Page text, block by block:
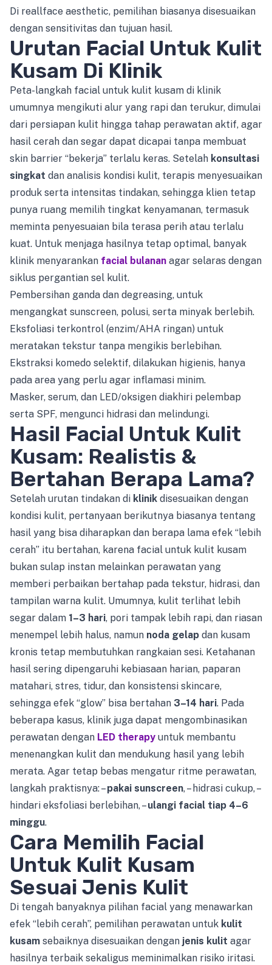
Di reallface aesthetic, pemilihan biasanya disesuaikan
dengan sensitivitas dan tujuan hasil.
Urutan Facial Untuk Kulit
Kusam Di Klinik
Peta-langkah facial untuk kulit kusam di klinik
umumnya mengikuti alur yang rapi dan terukur, dimulai
dari persiapan kulit hingga tahap perawatan aktif, agar
hasil cerah dan segar dapat dicapai tanpa membuat
skin barrier “bekerja” terlalu keras. Setelah konsultasi
singkat dan analisis kondisi kulit, terapis menyesuaikan
produk serta intensitas tindakan, sehingga klien tetap
punya ruang memilih tingkat kenyamanan, termasuk
meminta penyesuaian bila terasa perih atau terlalu
kuat. Untuk menjaga hasilnya tetap optimal, banyak
klinik menyarankan facial bulanan agar selaras dengan
siklus pergantian sel kulit.
Pembersihan ganda dan degreasing, untuk
mengangkat sunscreen, polusi, serta minyak berlebih.
Eksfoliasi terkontrol (enzim/AHA ringan) untuk
meratakan tekstur tanpa mengikis berlebihan.
Ekstraksi komedo selektif, dilakukan higienis, hanya
pada area yang perlu agar inflamasi minim.
Masker, serum, dan LED/oksigen diakhiri pelembap
serta SPF, mengunci hidrasi dan melindungi.
Hasil Facial Untuk Kulit
Kusam: Realistis &
Bertahan Berapa Lama?
Setelah urutan tindakan di klinik disesuaikan dengan
kondisi kulit, pertanyaan berikutnya biasanya tentang
hasil yang bisa diharapkan dan berapa lama efek “lebih
cerah” itu bertahan, karena facial untuk kulit kusam
bukan sulap instan melainkan perawatan yang
memberi perbaikan bertahap pada tekstur, hidrasi, dan
tampilan warna kulit. Umumnya, kulit terlihat lebih
segar dalam 1–3 hari, pori tampak lebih rapi, dan riasan
menempel lebih halus, namun noda gelap dan kusam
kronis tetap membutuhkan rangkaian sesi. Ketahanan
hasil sering dipengaruhi kebiasaan harian, paparan
matahari, stres, tidur, dan konsistensi skincare,
sehingga efek “glow” bisa bertahan 3–14 hari. Pada
beberapa kasus, klinik juga dapat mengombinasikan
perawatan dengan LED therapy untuk membantu
menenangkan kulit dan mendukung hasil yang lebih
merata. Agar tetap bebas mengatur ritme perawatan,
langkah praktisnya: –pakai sunscreen, – hidrasi cukup, –
hindari eksfoliasi berlebihan, –ulangi facial tiap 4–6
minggu.
Cara Memilih Facial
Untuk Kulit Kusam
Sesuai Jenis Kulit
Di tengah banyaknya pilihan facial yang menawarkan
efek “lebih cerah”, pemilihan perawatan untuk kulit
kusam sebaiknya disesuaikan dengan jenis kulit agar
hasilnya terbaik sekaligus meminimalkan risiko iritasi.